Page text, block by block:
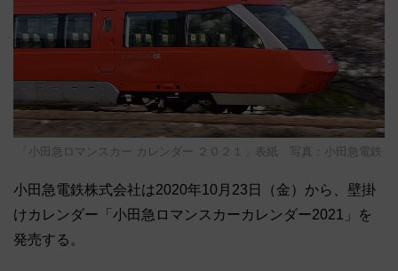
「小田急ロマンスカー カレンダー ２０２１」表紙 写真：小田急電鉄
小田急電鉄株式会社は2020年10月23日（金）から、壁掛
けカレンダー「小田急ロマンスカーカレンダー2021」を
発売する。